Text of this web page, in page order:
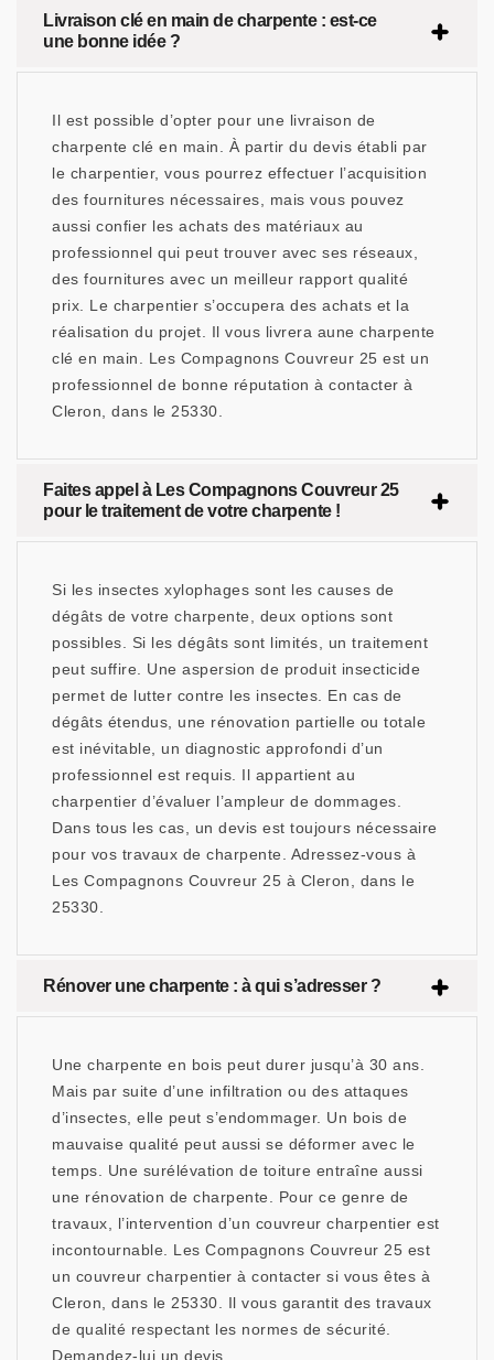
Livraison clé en main de charpente : est-ce
une bonne idée ?
Il est possible d’opter pour une livraison de
charpente clé en main. À partir du devis établi par
le charpentier, vous pourrez effectuer l’acquisition
des fournitures nécessaires, mais vous pouvez
aussi confier les achats des matériaux au
professionnel qui peut trouver avec ses réseaux,
des fournitures avec un meilleur rapport qualité
prix. Le charpentier s’occupera des achats et la
réalisation du projet. Il vous livrera aune charpente
clé en main. Les Compagnons Couvreur 25 est un
professionnel de bonne réputation à contacter à
Cleron, dans le 25330.
Faites appel à Les Compagnons Couvreur 25
pour le traitement de votre charpente !
Si les insectes xylophages sont les causes de
dégâts de votre charpente, deux options sont
possibles. Si les dégâts sont limités, un traitement
peut suffire. Une aspersion de produit insecticide
permet de lutter contre les insectes. En cas de
dégâts étendus, une rénovation partielle ou totale
est inévitable, un diagnostic approfondi d’un
professionnel est requis. Il appartient au
charpentier d’évaluer l’ampleur de dommages.
Dans tous les cas, un devis est toujours nécessaire
pour vos travaux de charpente. Adressez-vous à
Les Compagnons Couvreur 25 à Cleron, dans le
25330.
Rénover une charpente : à qui s’adresser ?
Une charpente en bois peut durer jusqu’à 30 ans.
Mais par suite d’une infiltration ou des attaques
d’insectes, elle peut s’endommager. Un bois de
mauvaise qualité peut aussi se déformer avec le
temps. Une surélévation de toiture entraîne aussi
une rénovation de charpente. Pour ce genre de
travaux, l’intervention d’un couvreur charpentier est
incontournable. Les Compagnons Couvreur 25 est
un couvreur charpentier à contacter si vous êtes à
Cleron, dans le 25330. Il vous garantit des travaux
de qualité respectant les normes de sécurité.
Demandez-lui un devis.